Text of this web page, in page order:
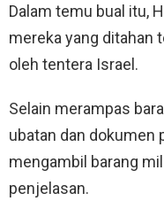
Dalam temu bual itu,
mereka yang ditahan
oleh tentera Israel.
Selain merampas
ubatan dan dokumen
mengambil barang
penjelasan.